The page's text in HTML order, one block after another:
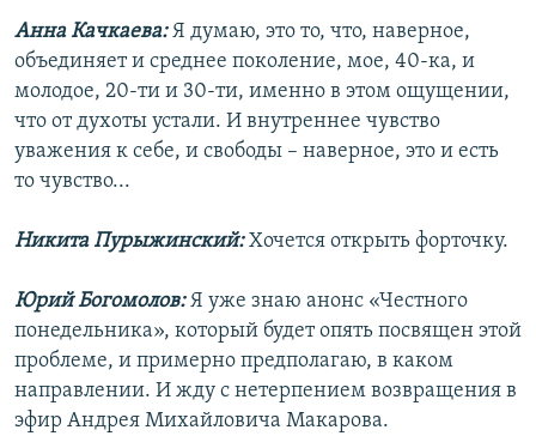
Анна Качкаева:Я думаю, это то, что, наверное,
объединяет и среднее поколение, мое, 40-ка, и
молодое, 20-ти и 30-ти, именно в этом ощущении,
что от духоты устали. И внутреннее чувство
уважения к себе, и свободы – наверное, это и есть
то чувство...
Никита Пурыжинский:Хочется открыть форточку.
Юрий Богомолов:Я уже знаю анонс «Честного
понедельника», который будет опять посвящен этой
проблеме, и примерно предполагаю, в каком
направлении. И жду с нетерпением возвращения в
эфир Андрея Михайловича Макарова.